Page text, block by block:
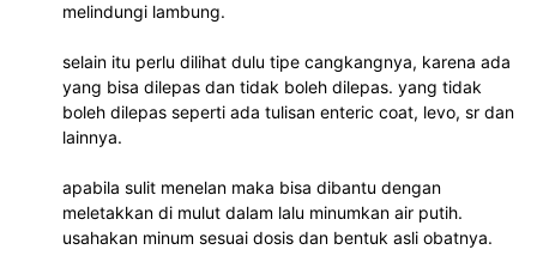
melindungi lambung.
selain itu perlu dilihat dulu tipe cangkangnya, karena ada
yang bisa dilepas dan tidak boleh dilepas. yang tidak
boleh dilepas seperti ada tulisan enteric coat, levo, sr dan
lainnya.
apabila sulit menelan maka bisa dibantu dengan
meletakkan di mulut dalam lalu minumkan air putih.
usahakan minum sesuai dosis dan bentuk asli obatnya.